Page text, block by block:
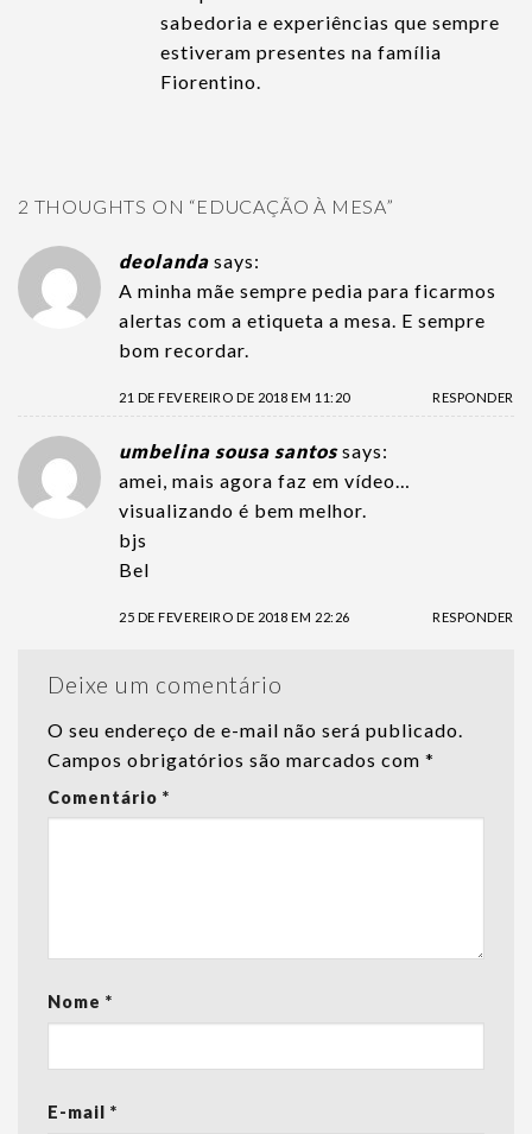
sabedoria e experiências que sempre
estiveram presentes na família
Fiorentino.
2 THOUGHTS ON “EDUCAÇÃO À MESA”
deolanda says:
A minha mãe sempre pedia para ficarmos
alertas com a etiqueta a mesa. E sempre
bom recordar.
21 DE FEVEREIRO DE 2018 EM 11:20 RESPONDER
umbelina sousa santos says:
amei, mais agora faz em vídeo…
visualizando é bem melhor.
bjs
Bel
25 DE FEVEREIRO DE 2018 EM 22:26 RESPONDER
Deixe um comentário
O seu endereço de e-mail não será publicado.
Campos obrigatórios são marcados com *
Comentário *
Nome *
E-mail *